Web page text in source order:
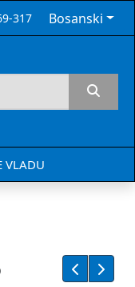
317 Bosanski
VLADU